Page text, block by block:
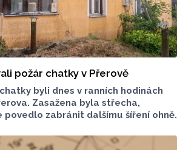
požár chatky v Přerově
byli dnes v ranních hodinách
Zasažena byla střecha,
povedlo zabránit dalšímu šíření ohně.